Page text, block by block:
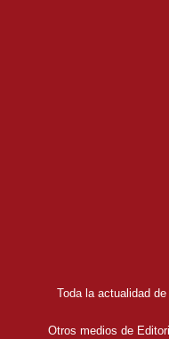
Toda la actualidad
Otros medios de